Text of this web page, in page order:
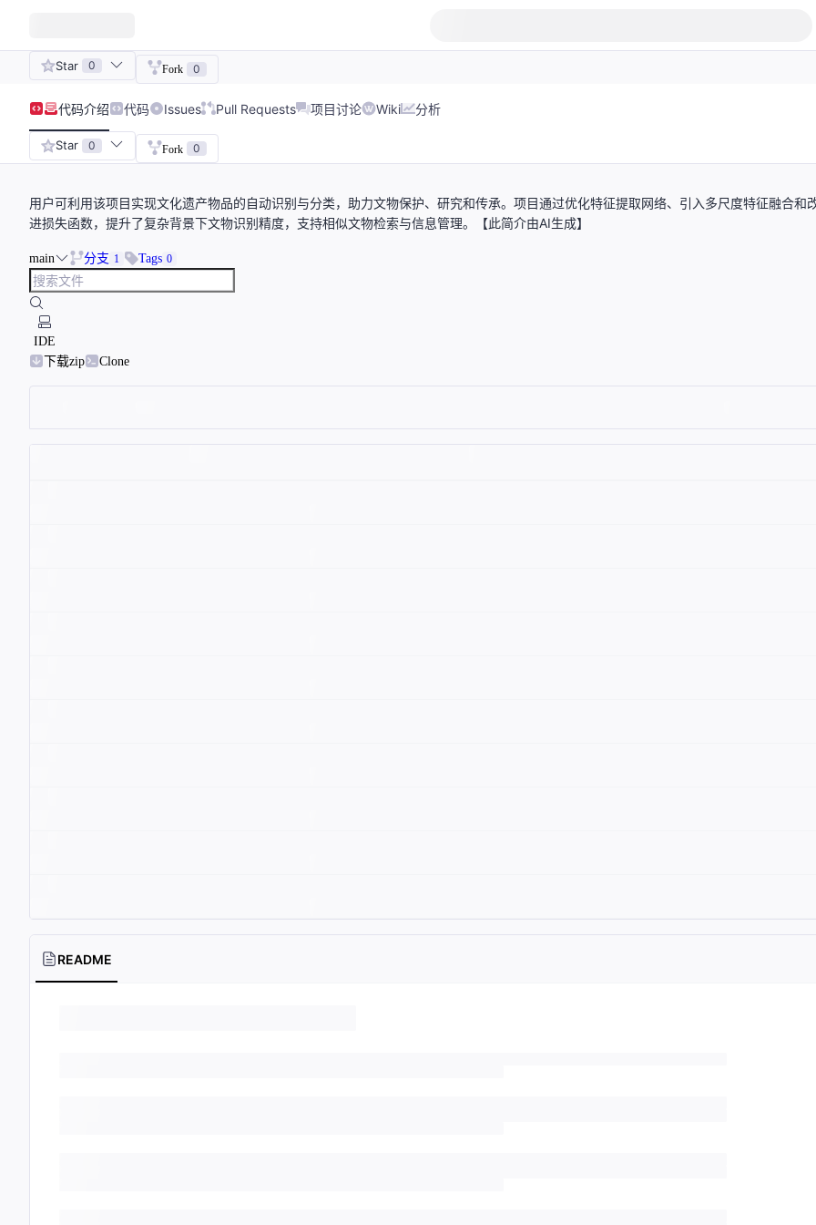
Star 0 Fork 0
代码介绍 代码 Issues Pull Requests 项目讨论 Wiki 分析
Star 0 Fork 0
用户可利用该项目实现文化遗产物品的自动识别与分类，助力文物保护、研究和传承。项目通过优化特征提取网络、引入多尺度特征融合和
进损失函数，提升了复杂背景下文物识别精度，支持相似文物检索与信息管理。【此简介由AI生成】
main 分支 1 Tags 0
IDE
下载zip
Clone
README